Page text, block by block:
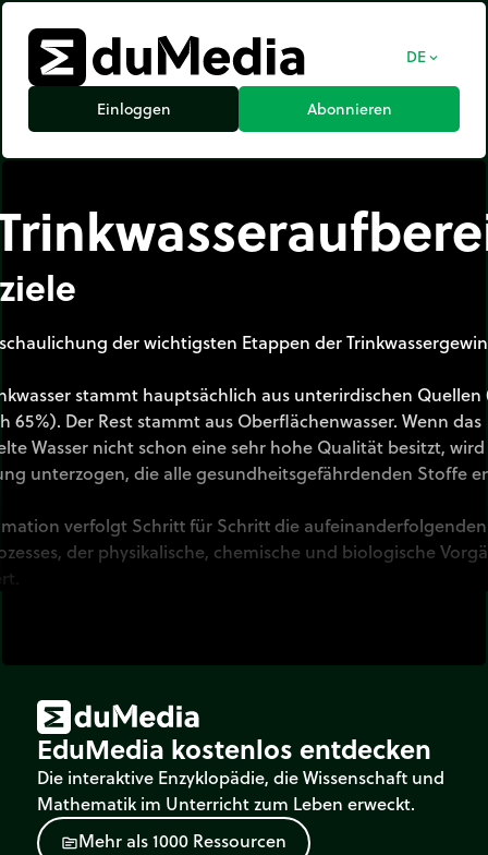
DE expand_more
Einloggen Abonnieren
der wichtigsten Etappen der
stammt hauptsächlich aus unterirdischen Quellen
65%). Der Rest stammt aus Oberflächenwasser. Wenn das
Wasser nicht schon eine sehr hohe Qualität besitzt, wird
unterzogen, die alle gesundheitsgefährdenden Stoffe
verfolgt Schritt für Schritt die
der physikalische, chemische und biologische
EduMedia kostenlos entdecken
Die interaktive Enzyklopädie, die Wissenschaft und
Mathematik im Unterricht zum Leben erweckt.
sourceMehrals1000 Ressourcen